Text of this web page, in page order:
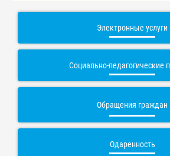
Электронные услуги
Социально-педагогические
Обращения граждан
Одаренность